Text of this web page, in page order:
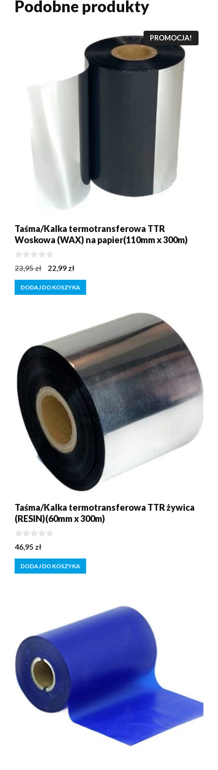
Podobne produkty
PROMOCJA!
Taśma/Kalka termotransferowa TTR
Woskowa (WAX) na papier(110mm x 300m)
0
z
5
23,95zł
Pierwotna
cena
wynosiła:
22,99 złAktualna
cena
wynosi:
DODAJ DO KOSZYKA
Taśma/Kalka termotransferowa TTR żywica
(RESIN)(60mm x 300m)
0
z
5
46,95 zł
DODAJ DO KOSZYKA